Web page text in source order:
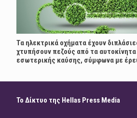
Τα ηλεκτρικά οχήματα έχουν
χτυπήσουν πεζούς από τα αυτοκίνητα
εσωτερικής καύσης, σύμφωνα με
Το Δίκτυο της Hellas Press Media